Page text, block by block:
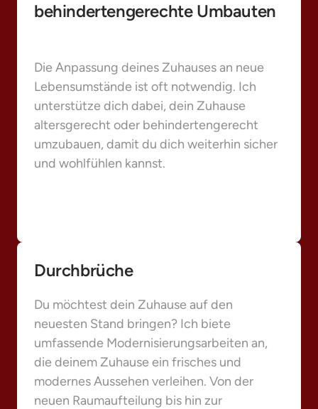
behindertengerechte Umbauten
Die Anpassung deines Zuhauses an neue
Lebensumstände ist oft notwendig. Ich
unterstütze dich dabei, dein Zuhause
altersgerecht oder behindertengerecht
umzubauen, damit du dich weiterhin sicher
und wohlfühlen kannst.
Durchbrüche
Du möchtest dein Zuhause auf den
neuesten Stand bringen? Ich biete
umfassende Modernisierungsarbeiten an,
die deinem Zuhause ein frisches und
modernes Aussehen verleihen. Von der
neuen Raumaufteilung bis hin zur